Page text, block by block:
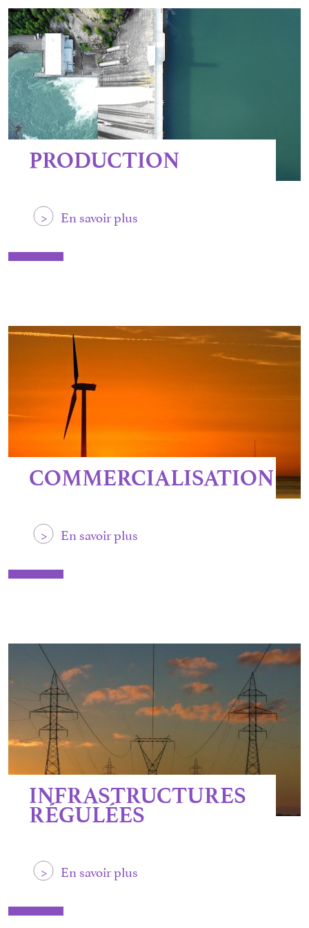
PRODUCTION
> En savoir plus
COMMERCIALISATION
> En savoir plus
INFRASTRUCTURES
RÉGULÉES
> En savoir plus